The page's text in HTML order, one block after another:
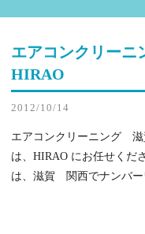
エアコンクリー
HIRAO
2012/10/14
エアコンクリーニング
は、HIRAO にお任せく
は、滋賀 関西でナンバー